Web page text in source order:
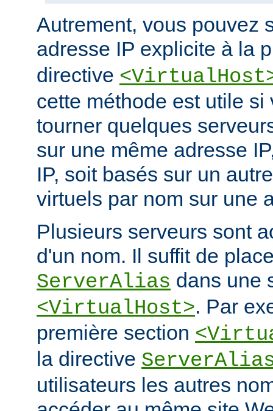
Autrement, vous pouvez
adresse IP explicite à la
directive
cette méthode est utile
tourner quelques
sur une même adresse
IP, soit basés sur un
virtuels par nom sur une
Plusieurs serveurs sont
d'un nom. Il suffit de
ServerAlias dans une
<VirtualHost>. Par
première section
la directive
utilisateurs les autres